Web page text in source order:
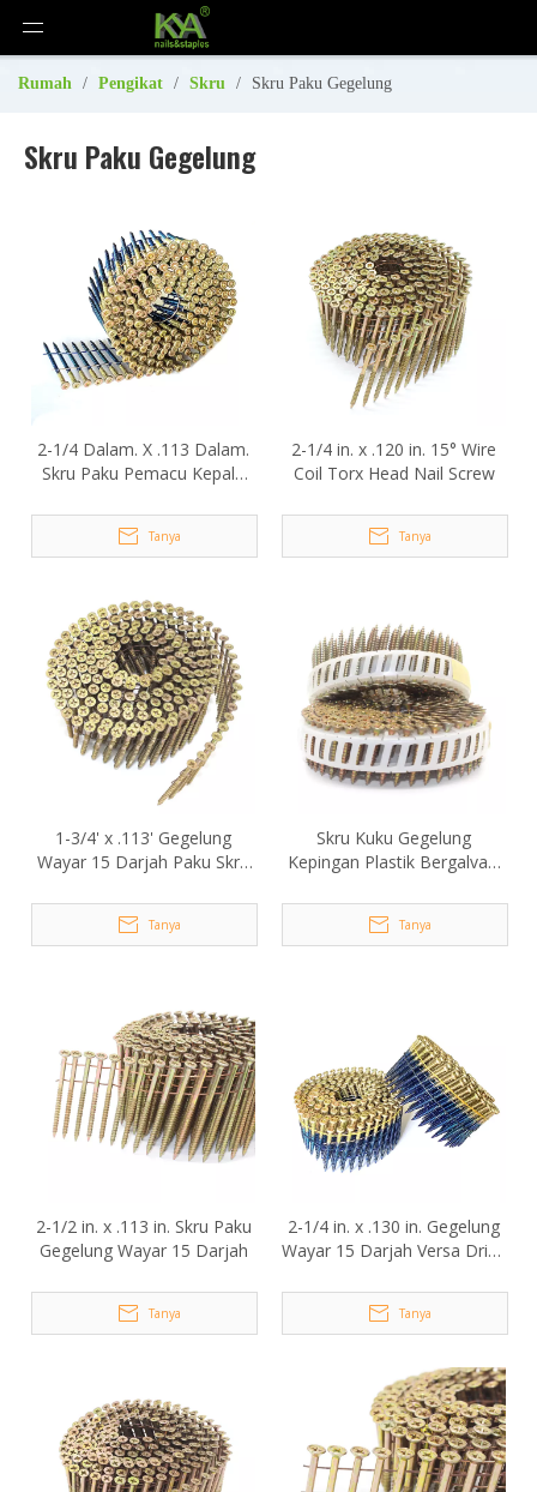
Rumah / Pengikat / Skru / Skru Paku Gegelung
Skru Paku Gegelung
2-1/4 Dalam. X .113 Dalam.
Skru Paku Pemacu Kepala
Darjah
Tanya
2-1/4 in. x .120 in. 15° Wire
Coil Torx Head Nail Screw
Tanya
1-3/4' x .113' Gegelung
Wayar 15 Darjah Paku Skru
Tanya
Skru Kuku Gegelung
Kepingan Plastik Bergalvani
Tanya
2-1/2 in. x .113 in. Skru Paku
Gegelung Wayar 15 Darjah
Tanya
2-1/4 in. x .130 in. Gegelung
Wayar 15 Darjah Versa Drive
Tanya